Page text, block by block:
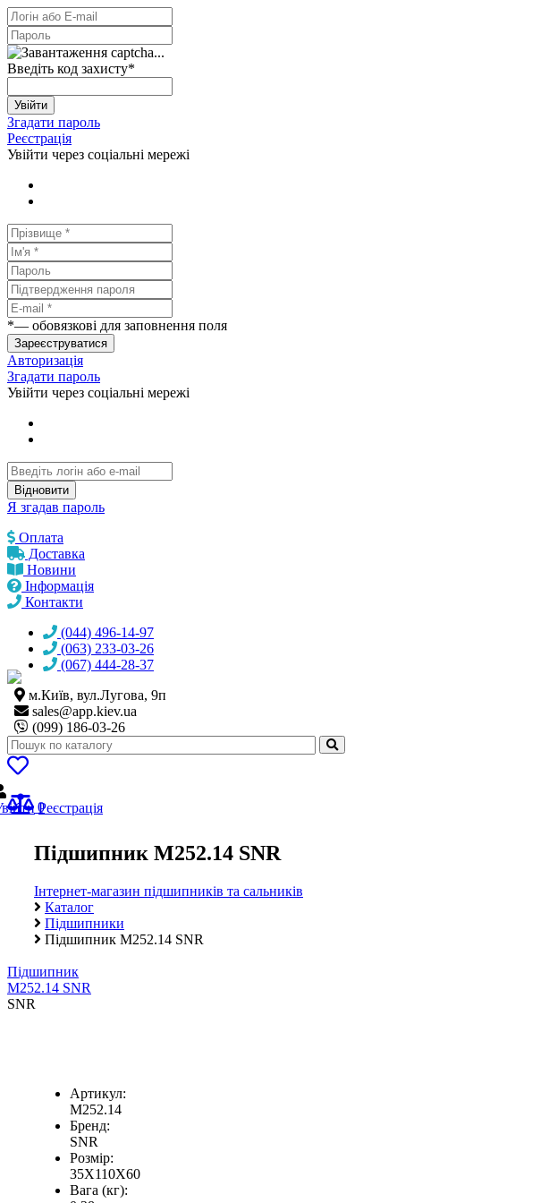
Введіть код захисту*
Увійти
Згадати пароль
Реєстрація
Увійти через соціальні мережі
*— обовязкові для заповнення поля
Зареєструватися
Авторизація
Згадати пароль
Увійти через соціальні мережі
Відновити
Я згадав пароль
Оплата
Доставка
Новини
Інформація
Контакти
(044) 496-14-97
(063) 233-03-26
(067) 444-28-37
м.Київ, вул.Лугова, 9п
sales@app.kiev.ua
(099) 186-03-26
0
Реєстрація
Підшипник M252.14 SNR
Інтернет-магазин підшипників та сальників
Каталог
Підшипники
Підшипник M252.14 SNR
Підшипник
M252.14 SNR
SNR
Артикул:
M252.14
Бренд:
SNR
Розмір:
35X110X60
Вага (кг):